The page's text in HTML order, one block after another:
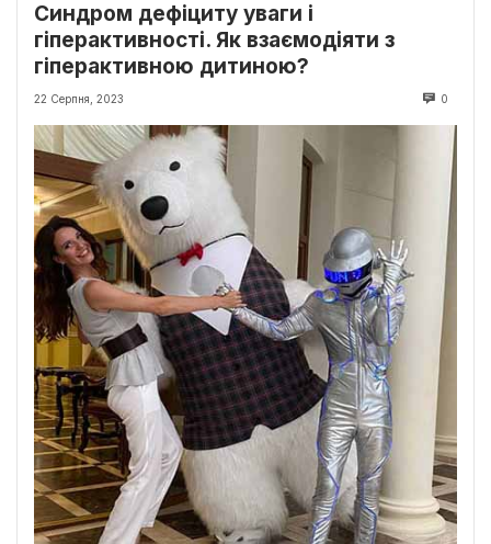
Синдром дефіциту уваги і
гіперактивності. Як взаємодіяти з
гіперактивною дитиною?
22 Серпня, 2023 0